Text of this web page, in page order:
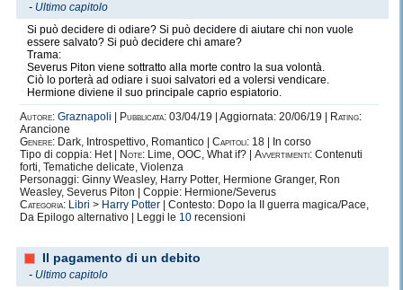
- Ultimo capitolo
Si può decidere di odiare? Si può decidere di aiutare chi non vuole
essere salvato? Si può decidere chi amare?
Trama:
Severus Piton viene sottratto alla morte contro la sua volontà.
Ciò lo porterà ad odiare i suoi salvatori ed a volersi vendicare.
Hermione diviene il suo principale caprio espiatorio.
Autore: Graznapoli Pubblicata: 03/04/19 | Aggiornata: 20/06/19 |
Rating:
Arancione
Genere: Dark, Introspettivo, Romantico | Capitoli: 18 | In corso
Tipo di coppia: Het |
Note: Lime, OOC, What if? | Avvertimenti: Contenuti
forti, Tematiche delicate, Violenza
Personaggi: Ginny Weasley, Harry Potter, Hermione Granger, Ron
Weasley, Severus Piton | Coppie: Hermione/Severus
Categoria: Libri > Harry Potter | Contesto: Dopo la II guerra magica/Pace,
Da Epilogo alternativo | Leggi le 10 recensioni
Il pagamento di un debito
- Ultimo capitolo